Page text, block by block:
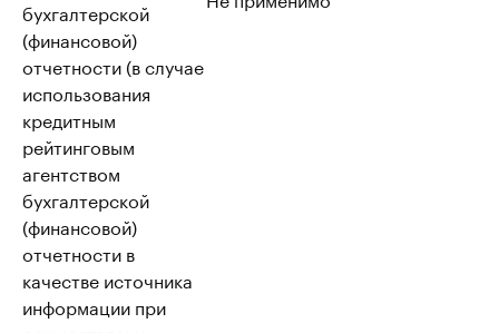
бухгалтерской
(финансовой)
отчетности (в случае
использования
кредитным
рейтинговым
агентством
бухгалтерской
(финансовой)
отчетности в
качестве источника
информации при